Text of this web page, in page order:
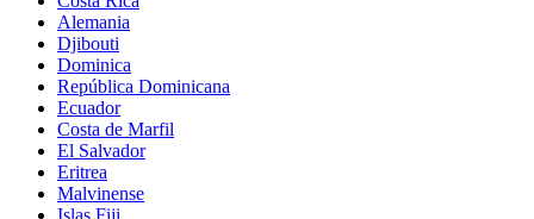
Alemania
Djibouti
Dominica
República Dominicana
Ecuador
Costa de Marfil
El Salvador
Eritrea
Malvinense
Islas Fiji